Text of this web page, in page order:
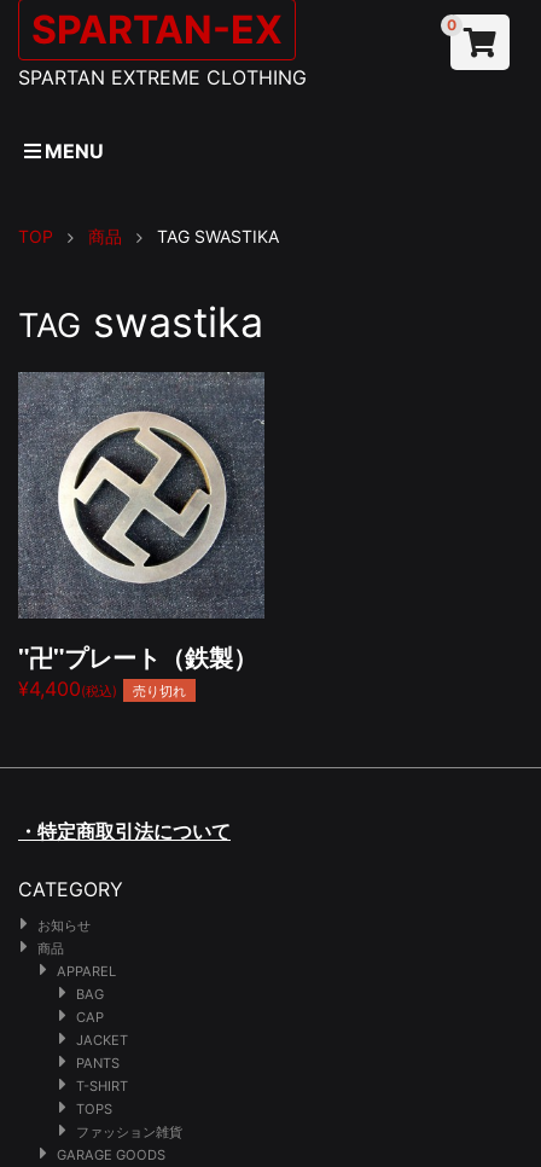
SPARTAN-EX
SPARTAN EXTREME CLOTHING
0
MENU
TOP 商品 TAG SWASTIKA
TAG swastika
"卍"プレート（鉄製）
¥4,400(税込) 売り切れ
・特定商取引法について
CATEGORY
お知らせ
商品
APPAREL
BAG
CAP
JACKET
PANTS
T-SHIRT
TOPS
ファッション雑貨
GARAGE GOODS